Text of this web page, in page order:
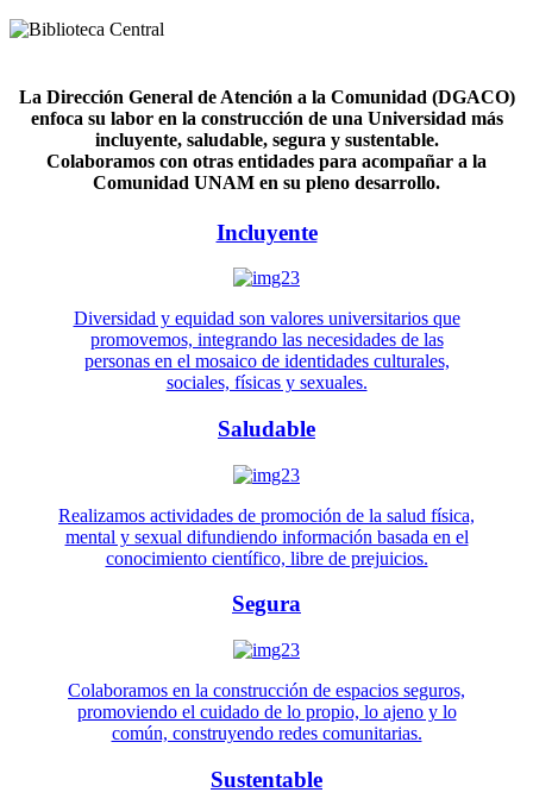
La Dirección General de Atención a la Comunidad (DGACO)
enfoca su labor en la construcción de una Universidad más
incluyente, saludable, segura y sustentable.
Colaboramos con otras entidades para acompañar a la
Comunidad UNAM en su pleno desarrollo.
Incluyente
Diversidad y equidad son valores universitarios que
promovemos, integrando las necesidades de las
personas en el mosaico de identidades culturales,
sociales, físicas y sexuales.
Saludable
Realizamos actividades de promoción de la salud física,
mental y sexual difundiendo información basada en el
conocimiento científico, libre de prejuicios.
Segura
Colaboramos en la construcción de espacios seguros,
promoviendo el cuidado de lo propio, lo ajeno y lo
común, construyendo redes comunitarias.
Sustentable